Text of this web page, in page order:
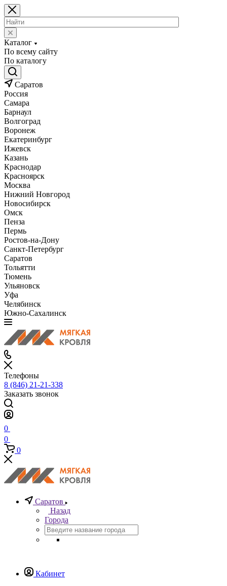
Каталог
По всему сайту
По каталогу
Саратов
Россия
Самара
Барнаул
Волгоград
Воронеж
Екатеринбург
Ижевск
Казань
Краснодар
Красноярск
Москва
Нижний Новгород
Новосибирск
Омск
Пенза
Пермь
Ростов-на-Дону
Санкт-Петербург
Саратов
Тольятти
Тюмень
Ульяновск
Уфа
Челябинск
Южно-Сахалинск
Телефоны
8 (846) 21-21-338
Заказать звонок
0
0
0
Саратов
Назад
Города
Кабинет